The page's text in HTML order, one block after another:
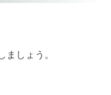
しょう。